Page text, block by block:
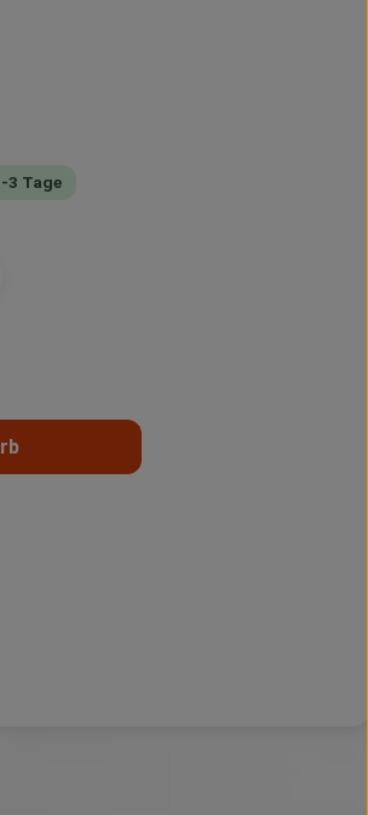
3 Tage
den gewünschten Wert